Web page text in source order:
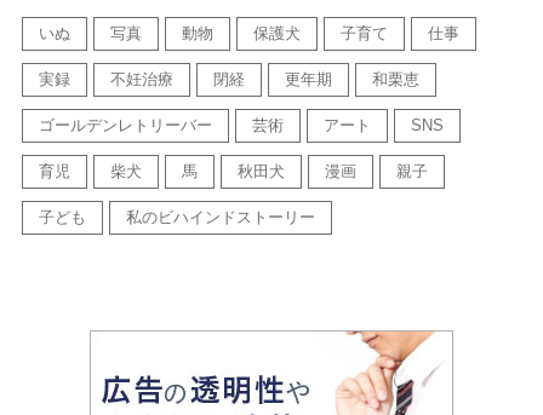
いぬ 写真 動物 保護犬 子育て 仕事
実録 不妊治療 閉経 更年期 和栗恵
ゴールデンレトリーバー 芸術 アート SNS
育児 柴犬 馬 秋田犬 漫画 親子
子ども 私のビハインドストーリー